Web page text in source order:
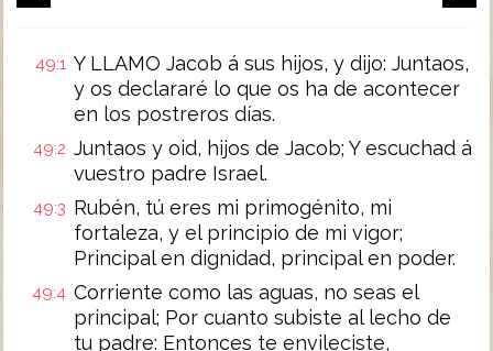
49:1 Y LLAMO Jacob á sus hijos, y dijo: Juntaos,
y os declararé lo que os ha de acontecer
en los postreros días.
49:2 Juntaos y oid, hijos de Jacob; Y escuchad á
vuestro padre Israel.
49:3 Rubén, tú eres mi primogénito, mi
fortaleza, y el principio de mi vigor;
Principal en dignidad, principal en poder.
49:4 Corriente como las aguas, no seas el
principal; Por cuanto subiste al lecho de
tu padre: Entonces te envileciste,